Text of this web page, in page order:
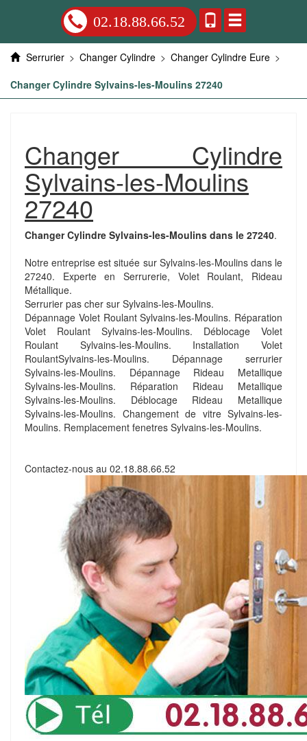
02.18.88.66.52
Serrurier > Changer Cylindre > Changer Cylindre Eure >
Changer Cylindre Sylvains-les-Moulins 27240
Changer Cylindre
Sylvains-les-Moulins
27240
Changer Cylindre Sylvains-les-Moulins dans le 27240.
Notre entreprise est située sur Sylvains-les-Moulins dans le
27240. Experte en Serrurerie, Volet Roulant, Rideau
Métallique.
Serrurier pas cher sur Sylvains-les-Moulins.
Dépannage Volet Roulant Sylvains-les-Moulins. Réparation
Volet Roulant Sylvains-les-Moulins. Déblocage Volet
Roulant Sylvains-les-Moulins. Installation Volet
RoulantSylvains-les-Moulins. Dépannage serrurier
Sylvains-les-Moulins. Dépannage Rideau Metallique
Sylvains-les-Moulins. Réparation Rideau Metallique
Sylvains-les-Moulins. Déblocage Rideau Metallique
Sylvains-les-Moulins. Changement de vitre Sylvains-les-
Moulins. Remplacement fenetres Sylvains-les-Moulins.
Contactez-nous au 02.18.88.66.52